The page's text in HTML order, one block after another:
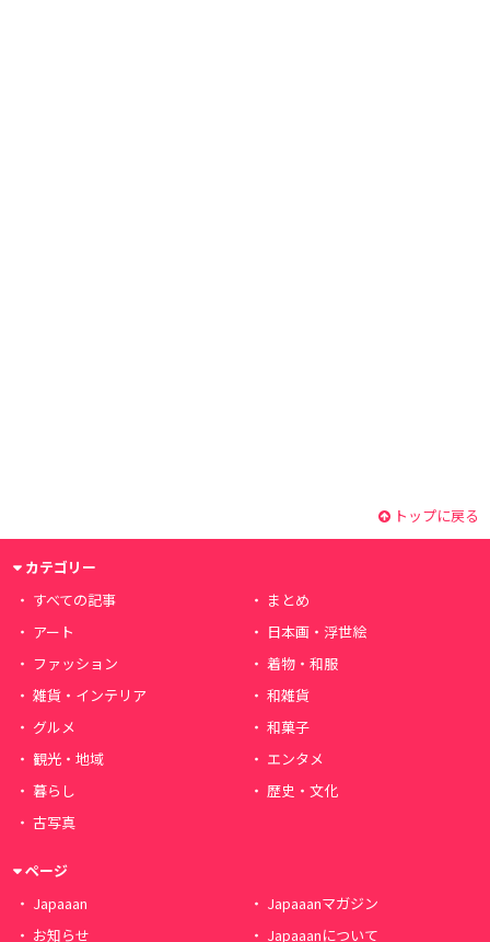
トップに戻る
カテゴリー
すべての記事
まとめ
アート
日本画・浮世絵
ファッション
着物・和服
雑貨・インテリア
和雑貨
グルメ
和菓子
観光・地域
エンタメ
暮らし
歴史・文化
古写真
ページ
Japaaan
Japaaanマガジン
お知らせ
Japaaanについて